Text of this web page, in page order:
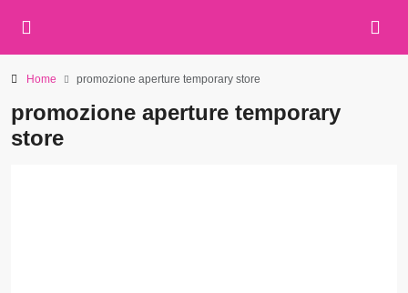
Home promozione aperture temporary store
promozione aperture temporary
store